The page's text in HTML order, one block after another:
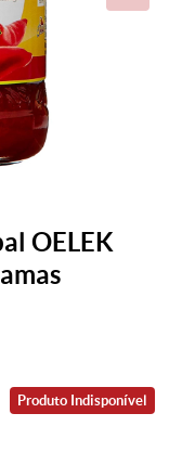
OELEK
Produto Indisponível